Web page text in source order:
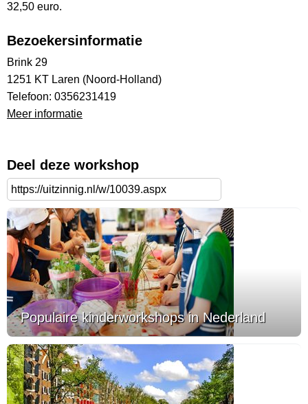
32,50 euro.
Bezoekersinformatie
Brink 29
1251 KT Laren (Noord-Holland)
Telefoon: 0356231419
Meer informatie
Deel deze workshop
Populaire kinderworkshops in Nederland